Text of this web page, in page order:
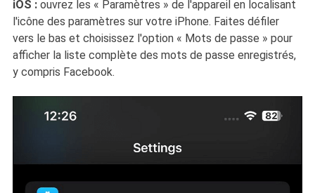
iOS :ouvrez les « Paramètres » de l'appareil en localisant
l'icône des paramètres sur votre iPhone. Faites défiler
vers le bas et choisissez l'option « Mots de passe » pour
afficher la liste complète des mots de passe enregistrés,
y compris Facebook.